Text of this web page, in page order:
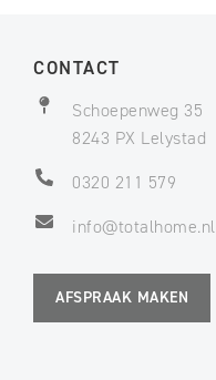
CONTACT
Schoepenweg 35
8243 PX Lelystad
0320 211 579
info@totalhome.nl
AFSPRAAK MAKEN